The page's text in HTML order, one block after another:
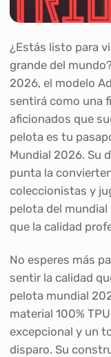
¿Estás listo para
grande del
2026, el modelo
sentirá como una
aficionados que
pelota es tu
Mundial 2026. Su
punta la
coleccionistas y
pelota del
que la calidad
No esperes más
sentir la calidad
pelota mundial
material 100%
excepcional y un
disparo. Su